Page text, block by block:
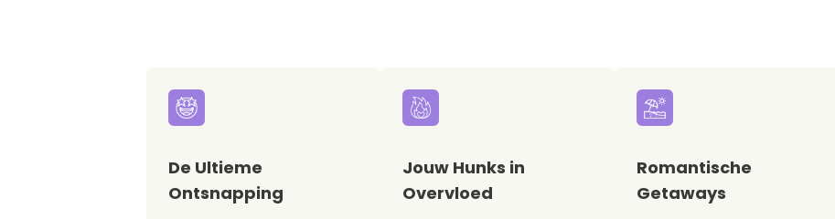
De Ultieme
Ontsnapping
Jouw Hunks in
Overvloed
Romantische
Getaways